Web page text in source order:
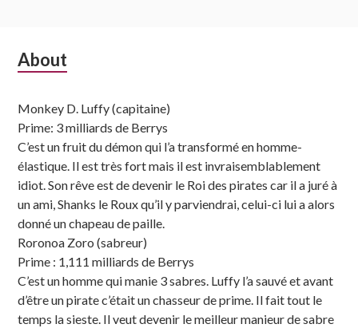
Subsidiary
About
Monkey D. Luffy (capitaine)
Prime: 3 milliards de Berrys
C’est un fruit du démon qui l’a transformé en homme-
élastique. Il est très fort mais il est invraisemblablement
idiot. Son rêve est de devenir le Roi des pirates car il a juré à
un ami, Shanks le Roux qu’il y parviendrai, celui-ci lui a alors
donné un chapeau de paille.
Roronoa Zoro (sabreur)
Prime : 1,111 milliards de Berrys
C’est un homme qui manie 3 sabres. Luffy l’a sauvé et avant
d’être un pirate c’était un chasseur de prime. Il fait tout le
temps la sieste. Il veut devenir le meilleur manieur de sabre